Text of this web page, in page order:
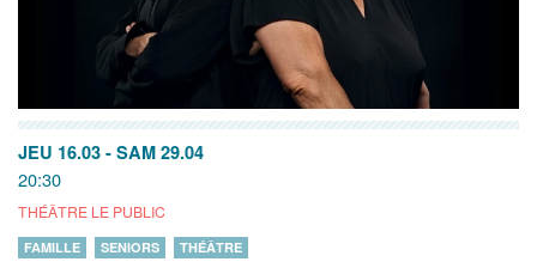
JEU 16.03 - SAM 29.04
20:30
THÉÂTRE LE PUBLIC
FAMILLE SENIORS THÉÂTRE